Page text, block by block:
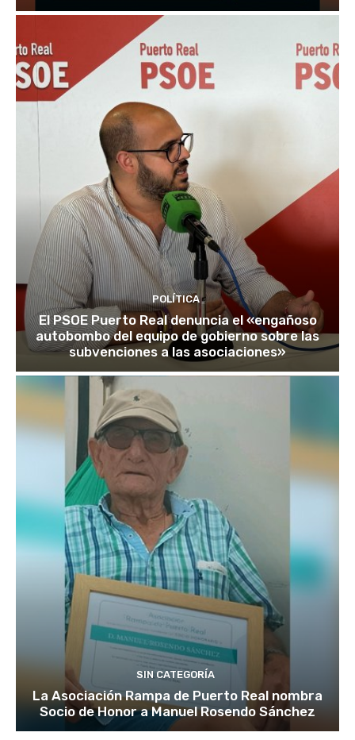
POLÍTICA
El PSOE Puerto Real denuncia el «engañoso
autobombo del equipo de gobierno sobre las
subvenciones a las asociaciones»
SIN CATEGORÍA
La Asociación Rampa de Puerto Real nombra
Socio de Honor a Manuel Rosendo Sánchez